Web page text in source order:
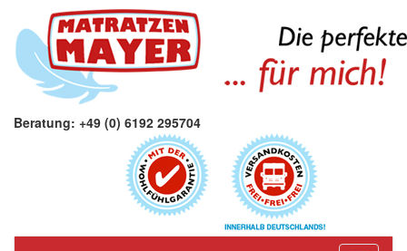
Beratung: +49 (0) 6192 295704